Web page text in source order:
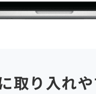
取り入れ